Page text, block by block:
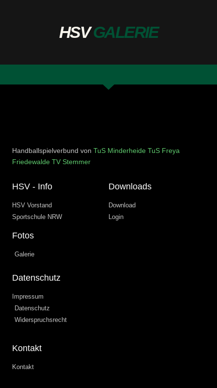
HSVGALERIE
Handballspielverbund von TuS Minderheide TuS Freya
Friedewalde TV Stemmer
HSV - Info
HSV Vorstand
Sportschule NRW
Fotos
Galerie
Downloads
Download
Login
Datenschutz
Impressum
Datenschutz
Widerspruchsrecht
Kontakt
Kontakt